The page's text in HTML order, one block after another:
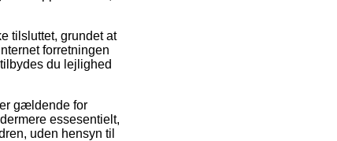
tilsluttet, grundet at
forretningen
du lejlighed
gældende for
essesentielt,
uden hensyn til